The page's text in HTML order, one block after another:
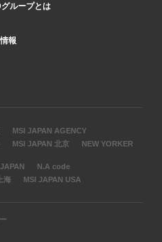
ループとは
報
MSI JAPAN AGENCY
MSI JAPAN 北京 NEW YORKER
N.A code
海 MSI JAPAN USA